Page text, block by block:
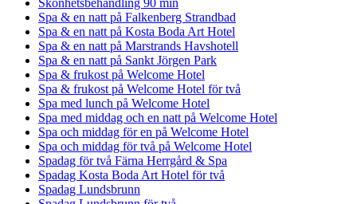
Spa & en natt på Falkenberg Strandbad
Spa & en natt på Kosta Boda Art Hotel
Spa & en natt på Marstrands Havshotell
Spa & en natt på Sankt Jörgen Park
Spa & frukost på Welcome Hotel
Spa & frukost på Welcome Hotel för två
Spa med lunch på Welcome Hotel
Spa med middag och en natt på Welcome Hotel
Spa och middag för en på Welcome Hotel
Spa och middag för två på Welcome Hotel
Spadag för två Färna Herrgård & Spa
Spadag Kosta Boda Art Hotel för två
Spadag Lundsbrunn